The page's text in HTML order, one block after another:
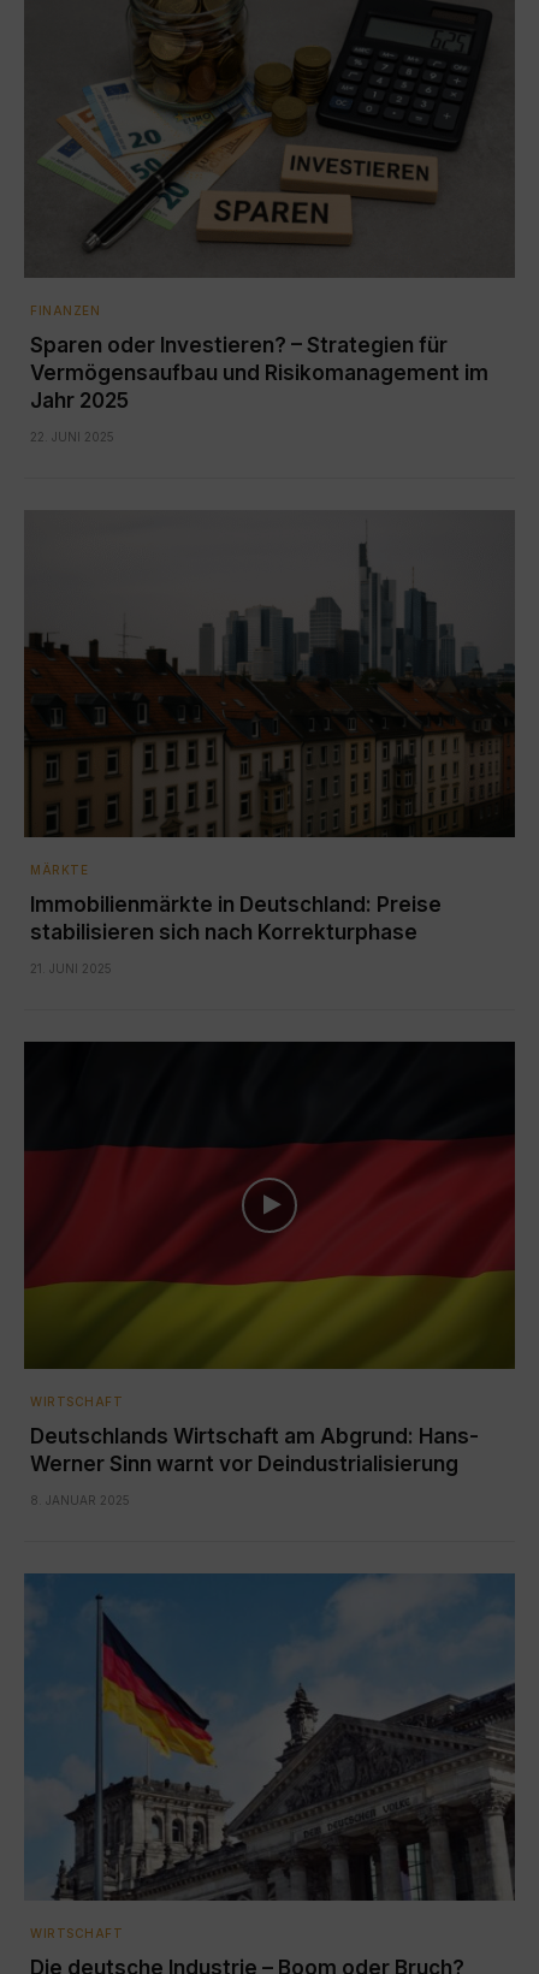
FINANZEN
Sparen oder Investieren? – Strategien für
Vermögensaufbau und Risikomanagement im
Jahr 2025
22. JUNI 2025
MÄRKTE
Immobilienmärkte in Deutschland: Preise
stabilisieren sich nach Korrekturphase
21. JUNI 2025
WIRTSCHAFT
Deutschlands Wirtschaft am Abgrund: Hans-
Werner Sinn warnt vor Deindustrialisierung
8. JANUAR 2025
WIRTSCHAFT
Die deutsche Industrie – Boom oder Bruch?